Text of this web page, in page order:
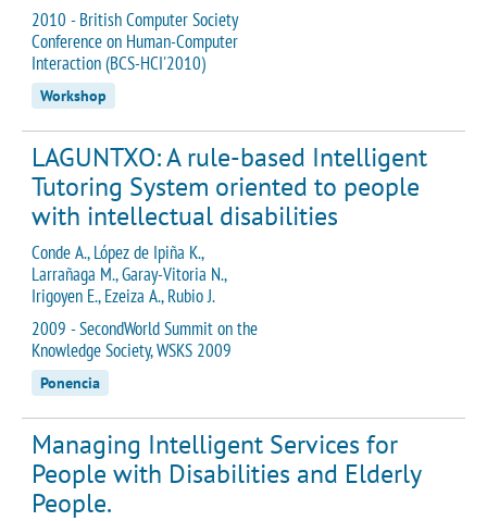
2010 - British Computer Society
Conference on Human-Computer
Interaction (BCS-HCI'2010)
Workshop
LAGUNTXO: A rule-based Intelligent
Tutoring System oriented to people
with intellectual disabilities
Conde A., López de Ipiña K.,
Larrañaga M., Garay-Vitoria N.,
Irigoyen E., Ezeiza A., Rubio J.
2009 - SecondWorld Summit on the
Knowledge Society, WSKS 2009
Ponencia
Managing Intelligent Services for
People with Disabilities and Elderly
People.